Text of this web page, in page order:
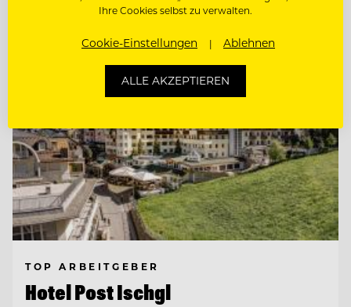
TOP ARBEITGEBER
Hotel Post Ischgl
Ihre Cookies selbst zu verwalten.
Cookie-Einstellungen Ablehnen
ALLE AKZEPTIEREN